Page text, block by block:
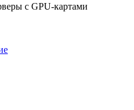
с GPU-картами